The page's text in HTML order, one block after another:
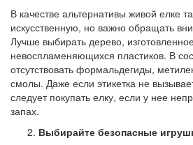
В качестве альтернативы живой елке
искусственную, но важно обращать
Лучше выбирать дерево,
невоспламеняющихся пластиков. В
отсутствовать формальдегиды,
смолы. Даже если этикетка не
следует покупать елку, если у нее
запах.
Выбирайте безопасные